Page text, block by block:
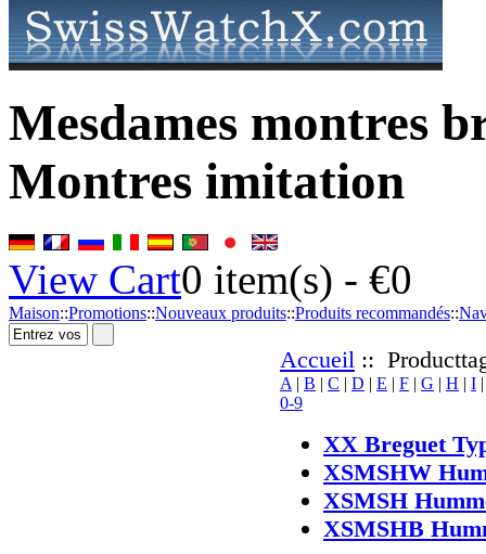
Mesdames montres
Montres imitation
View Cart0 item(s) - €0
Maison::Promotions::Nouveaux produits::Produits recommandés::
Accueil ::
A | B | C | D | E | F | G | H | I
0-9
XX Breguet
XSMSHW
XSMSH
XSMSHB